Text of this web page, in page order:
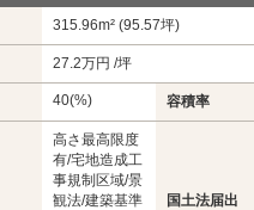
315.96m² (95.57坪)
27.2万円 /坪
40(%) 容積率
高さ最高限度
有/宅地造成工
事規制区域/景
観法/建築基準
国土法届出